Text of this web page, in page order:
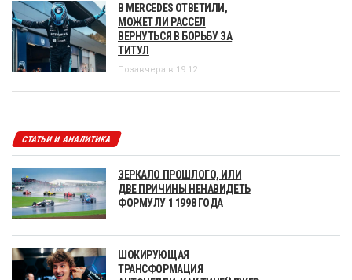
В MERCEDES ОТВЕТИЛИ,
МОЖЕТ ЛИ РАССЕЛ
ВЕРНУТЬСЯ В БОРЬБУ ЗА
ТИТУЛ
Позавчера в 19:12
СТАТЬИ И АНАЛИТИКА
ЗЕРКАЛО ПРОШЛОГО, ИЛИ
ДВЕ ПРИЧИНЫ НЕНАВИДЕТЬ
ФОРМУЛУ 1 1998 ГОДА
ШОКИРУЮЩАЯ
ТРАНСФОРМАЦИЯ